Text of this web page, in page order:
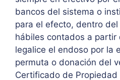
bancos del sistema o
para el efecto, dentro
hábiles contados a partir
legalice el endoso por la
permuta o donación del
Certificado de Propiedad